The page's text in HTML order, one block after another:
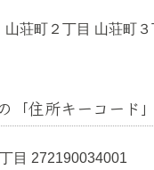
山荘町２丁目 山荘町３
「住所キーコード」
目 272190034001